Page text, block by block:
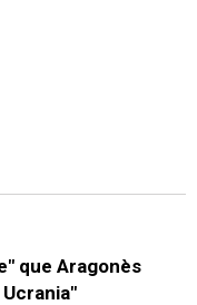
que Aragonès